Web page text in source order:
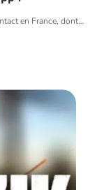
en France, dont…